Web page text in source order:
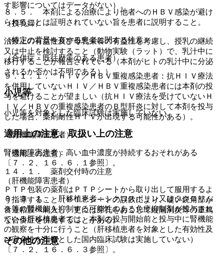
す影響についてはデータがない）。
（授乳婦）
治療上の有益性及び母乳栄養の有益性を考慮し、授乳の継続
又は中止を検討すること（動物実験（ラット）で、乳汁中に
移行することが報告されている（本剤がヒトの乳汁中に分泌
されるか否かは不明である））。
小児等
小児等を対象とした臨床試験は実施していない。
適用上の注意、取扱い上の注意
（適用上の注意）
１４．１． 薬剤交付時の注意
ＰＴＰ包装の薬剤はＰＴＰシートから取り出して服用するよ
う指導すること（ＰＴＰシートの誤飲により、硬い鋭角部が
食道粘膜へ刺入し、更には穿孔をおこして縦隔洞炎等の重篤
な合併症を併発することがある）。
その他の注意
８．５． 本剤による治療により他者へのＨＢＶ感染が避け
られることは証明されていない旨を患者に説明すること。
（特定の背景を有する患者に関する注意）
（合併症・既往歴等のある患者）
９．１．１． ＨＩＶ／ＨＢＶ重複感染患者：抗ＨＩＶ療法
を併用していないＨＩＶ／ＨＢＶ重複感染患者には本剤の投
与を避けることが望ましい（抗ＨＩＶ療法を受けていないＨ
ＩＶ／ＨＢＶの重複感染患者のＢ型肝炎に対して本剤を投与
した場合、薬剤耐性ＨＩＶが出現する可能性がある）。
（腎機能障害患者）
腎機能障害患者：高い血中濃度が持続するおそれがある
〔７．２、１６．６．１参照〕。
（肝機能障害患者）
９．３．１． 肝移植患者：シクロスポリン又はタクロリム
ス等の腎機能を抑制する可能性のある免疫抑制剤が投与され
ている肝移植患者では、本剤の投与開始前と投与中に腎機能
の観察を十分に行うこと（肝移植患者を対象とした有効性及
び安全性を指標とした国内臨床試験は実施していない）
〔７．２、１６．６．３参照〕。